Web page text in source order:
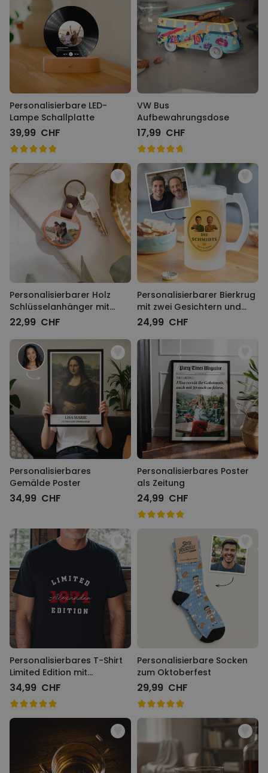
Personalisierbare LED-
Lampe Schallplatte
39,99 CHF
VW Bus
Aufbewahrungsdose
17,99 CHF
Personalisierbarer Holz
Schlüsselanhänger mit
Foto
22,99 CHF
Personalisierbarer Bierkrug
mit zwei Gesichtern und
Logo
24,99 CHF
Personalisierbares
Gemälde Poster
34,99 CHF
Personalisierbares Poster
als Zeitung
24,99 CHF
Personalisierbares T-Shirt
Limited Edition mit
Jahreszahl
34,99 CHF
Personalisierbare Socken
zum Oktoberfest
29,99 CHF